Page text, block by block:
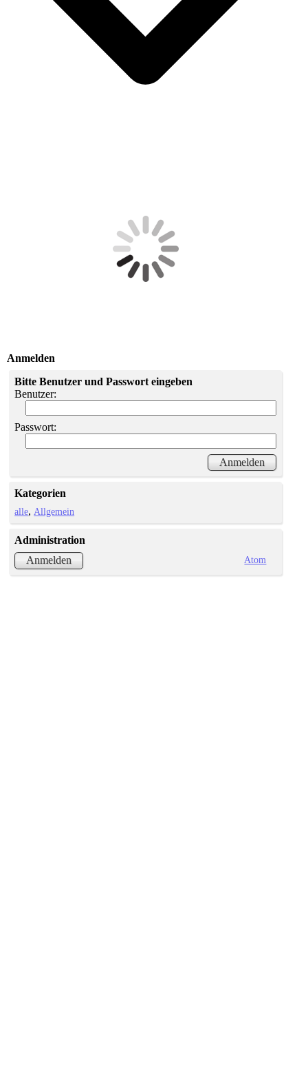
Anmelden
Bitte Benutzer und Passwort eingeben
Benutzer:
Passwort:
Kategorien
alle Allgemein
Administration
Anmelden
Atom